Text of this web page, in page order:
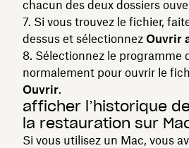
chacun des deux dossiers
Si vous trouvez le fichier,
dessus et sélectionnez Ouvrir
Sélectionnez le programme
normalement pour ouvrir le
Ouvrir.
afficher l’historique
la restauration sur
Si vous utilisez un Mac, vous